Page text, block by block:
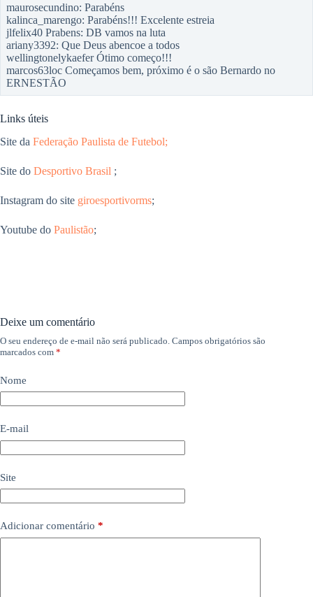
maurosecundino: Parabéns
kalinca_marengo: Parabéns!!! Excelente estreia
jlfelix40 Prabens: DB vamos na luta
ariany3392: Que Deus abencoe a todos
wellingtonelykaefer Ótimo começo!!!
marcos63loc Começamos bem, próximo é o são Bernardo no
ERNESTÃO
Links úteis
Site da Federação Paulista de Futebol;
Site do Desportivo Brasil ;
Instagram do site giroesportivorms;
Youtube do Paulistão;
Deixe um comentário
O seu endereço de e-mail não será publicado. Campos obrigatórios são
marcados com *
Nome
E-mail
Site
Adicionar comentário *